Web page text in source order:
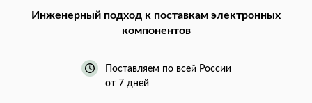
Инженерный подход к поставкам электронных
компонентов
Поставляем по всей России
от 7 дней